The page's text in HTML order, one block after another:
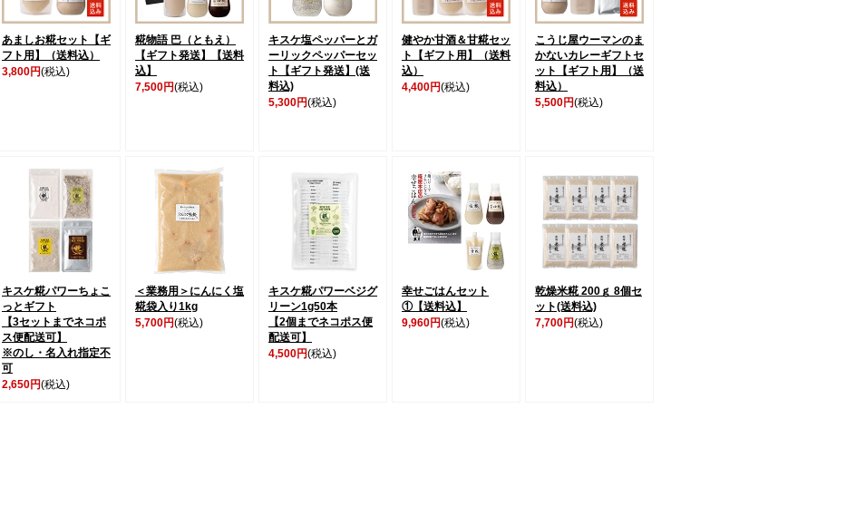
あましお糀セット【ギ
フト用】（送料込）
3,800円(税込)
糀物語 巴（ともえ）
【ギフト発送】【送料
込】
7,500円(税込)
キスケ塩ペッパーとガ
ーリックペッパーセッ
ト【ギフト発送】(送
料込)
5,300円(税込)
健やか甘酒＆甘糀セッ
ト【ギフト用】（送料
込）
4,400円(税込)
こうじ屋ウーマンのま
かないカレーギフトセ
ット【ギフト用】（送
料込）
5,500円(税込)
キスケ糀パワーちょこ
っとギフト
【3セットまでネコポ
ス便配送可】
※のし・名入れ指定不
可
2,650円(税込)
＜業務用＞にんにく塩
糀袋入り1kg
5,700円(税込)
キスケ糀パワーベジグ
リーン1g50本
【2個までネコポス便
配送可】
4,500円(税込)
幸せごはんセット
①【送料込】
9,960円(税込)
乾燥米糀 200ｇ 8個セ
ット(送料込)
7,700円(税込)